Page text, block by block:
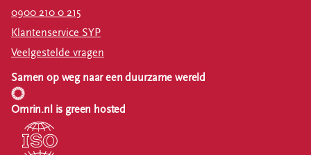
0900 210 0 215
Klantenservice SYP
Veelgestelde vragen
Samen op weg naar een duurzame wereld
Omrin.nl is green hosted